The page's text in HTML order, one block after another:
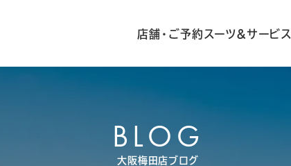
店舗・ご予約 スーツ&サービス
BLOG
大阪梅田店ブログ